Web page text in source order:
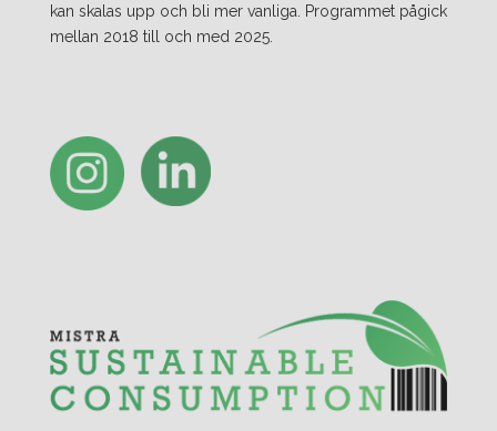
kan skalas upp och bli mer vanliga. Programmet pågick
mellan 2018 till och med 2025.